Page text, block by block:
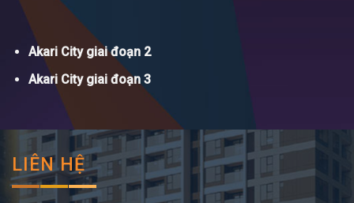
Akari City giai đoạn 2
Akari City giai đoạn 3
LIÊN HỆ